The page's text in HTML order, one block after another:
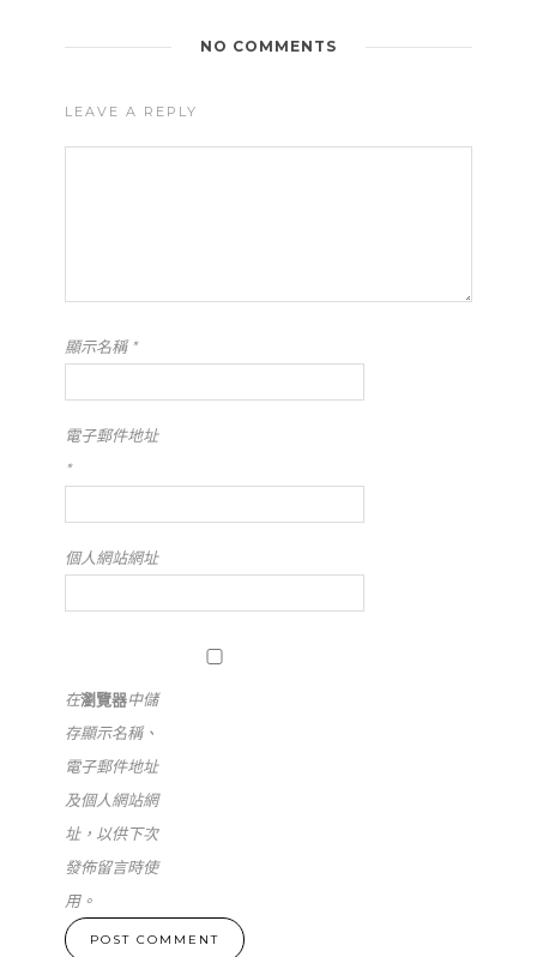
NO COMMENTS
LEAVE A REPLY
顯示名稱*
電子郵件地址
*
個人網站網址
在瀏覽器中儲
存顯示名稱、
電子郵件地址
及個人網站網
址，以供下次
發佈留言時使
用。